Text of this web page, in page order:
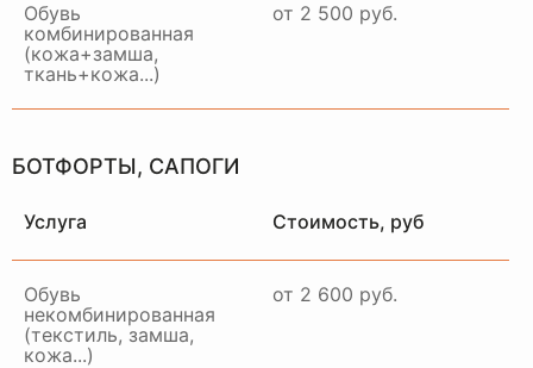
Обувь
комбинированная
(кожа+замша,
ткань+кожа...)
от 2 500 руб.
БОТФОРТЫ, САПОГИ
Услуга Стоимость, руб
Обувь
некомбинированная
(текстиль, замша,
кожа...)
от 2 600 руб.
ЗАКАЗАТЬ ДОСТАВКУ
состоянии в удобное для вас
время и место